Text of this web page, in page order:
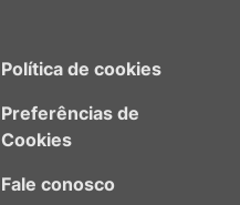
Política de cookies
Preferências de
Cookies
Fale conosco